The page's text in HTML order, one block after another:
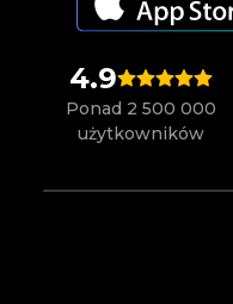
4.9
Ponad 2 500 000
użytkowników